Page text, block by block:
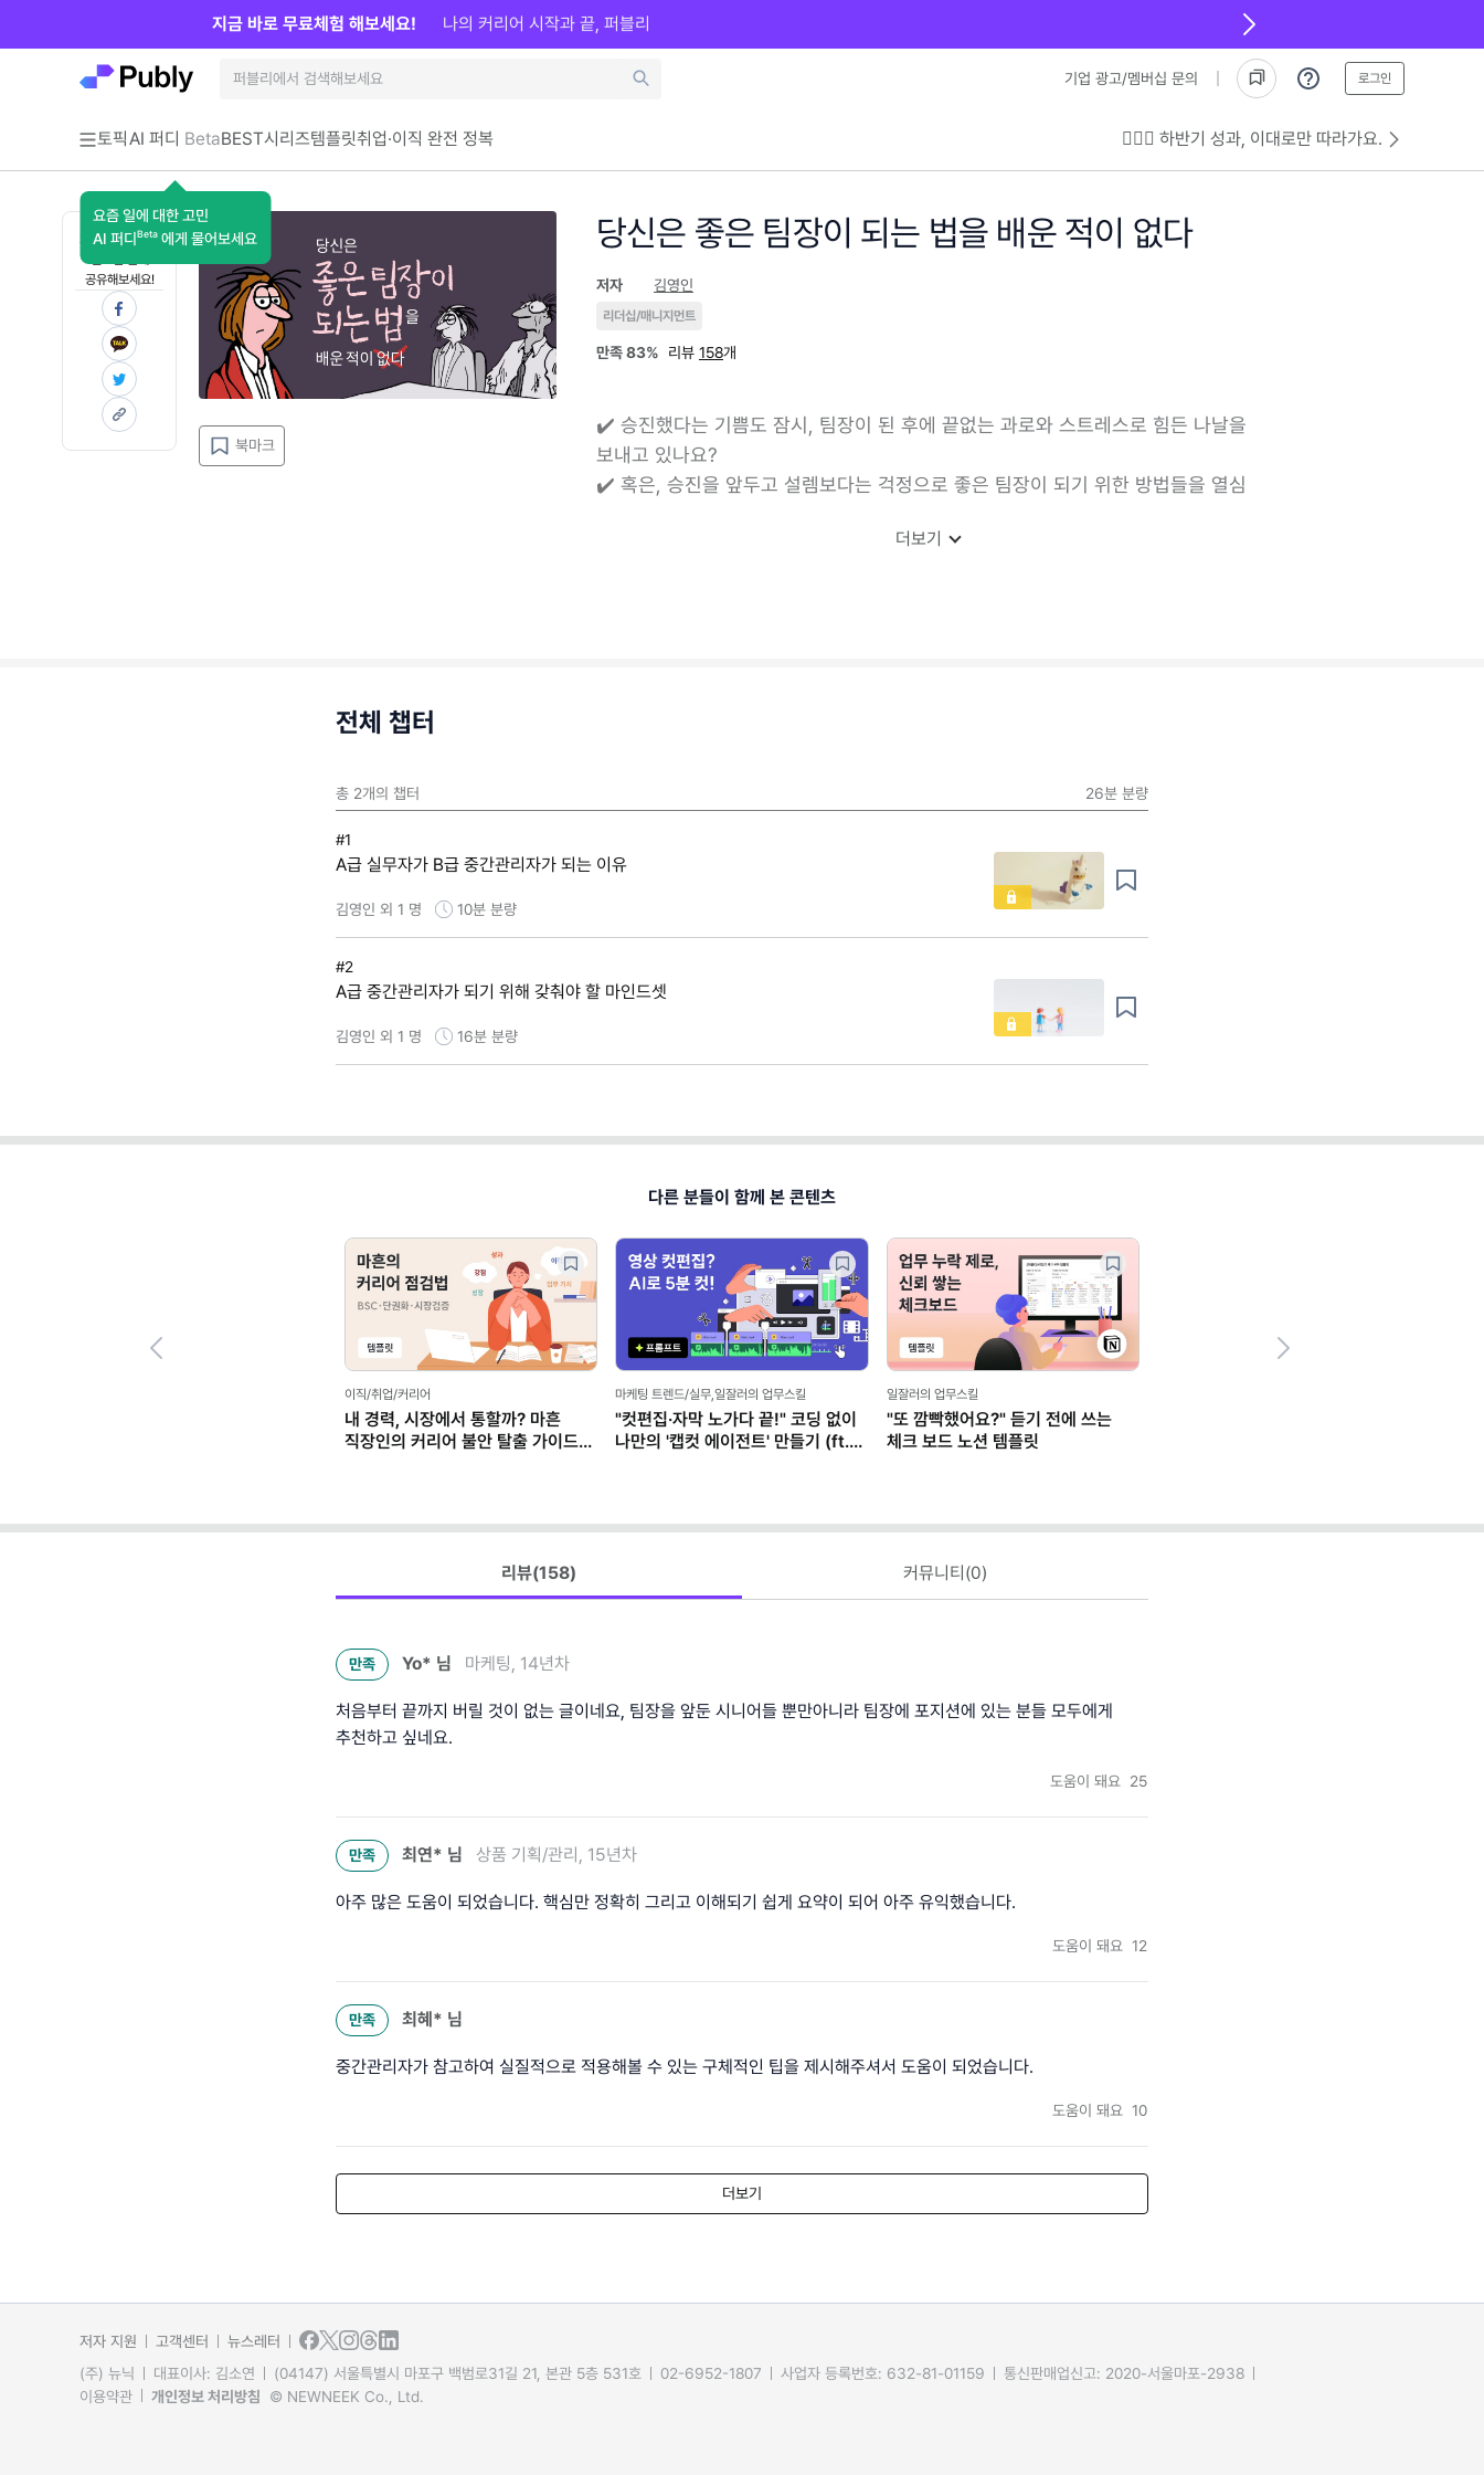
기업 광고/멤버십 문의 로그인
토픽AI 퍼디 Beta
요즘 일에 대한 고민
AI 퍼디 Beta 에게 물어보세요
BEST시리즈템플릿취업·이직 완전 정복 💁🏻‍♂️ 하반기 성과, 이대로만 따라가요.
지금 바로 무료체험 해보세요! 나의 커리어 시작과 끝, 퍼블리
지금 인사이트가
공유해보세요!
북마크
당신은 좋은 팀장이 되는 법을 배운 적이 없다
저자 김영인
리더십/매니지먼트
만족83% 리뷰 158개
✔️ 승진했다는 기쁨도 잠시, 팀장이 된 후에 끝없는 과로와 스트레스로 힘든 나날을
보내고 있나요?
✔️ 혹은, 승진을 앞두고 설렘보다는 걱정으로 좋은 팀장이 되기 위한 방법들을 열심
더보기
전체 챕터
총 2개의 챕터 26분 분량
#1
A급 실무자가 B급 중간관리자가 되는 이유
김영인 외 1 명 10분 분량
#2
A급 중간관리자가 되기 위해 갖춰야 할 마인드셋
김영인 외 1 명 16분 분량
다른 분들이 함께 본 콘텐츠
이직/취업/커리어
내 경력, 시장에서 통할까? 마흔
직장인의 커리어 불안 탈출 가이드
마케팅 트렌드/실무,일잘러의 업무스킬
"컷편집·자막 노가다 끝!" 코딩 없이
나만의 '캡컷 에이전트' 만들기 (ft.
일잘러의 업무스킬
"또 깜빡했어요?" 듣기 전에 쓰는
체크 보드 노션 템플릿
리뷰(158) 커뮤니티(0)
만족 Yo* 님 마케팅, 14년차
처음부터 끝까지 버릴 것이 없는 글이네요, 팀장을 앞둔 시니어들 뿐만아니라 팀장에 포지션에 있는 분들 모두에게
추천하고 싶네요.
도움이 돼요 25
만족 최연* 님 상품 기획/관리, 15년차
아주 많은 도움이 되었습니다. 핵심만 정확히 그리고 이해되기 쉽게 요약이 되어 아주 유익했습니다.
도움이 돼요 12
만족 최혜* 님
중간관리자가 참고하여 실질적으로 적용해볼 수 있는 구체적인 팁을 제시해주셔서 도움이 되었습니다.
도움이 돼요 10
더보기
저자 지원 고객센터
뉴스레터
(주) 뉴닉
대표이사: 김소연 (04147) 서울특별시 마포구 백범로31길 21, 본관 5층 531호 02-6952-1807 사업자 등록번호: 632-81-01159
통신판매업신고: 2020-서울마포-2938
이용약관
개인정보 처리방침 © NEWNEEK Co., Ltd.